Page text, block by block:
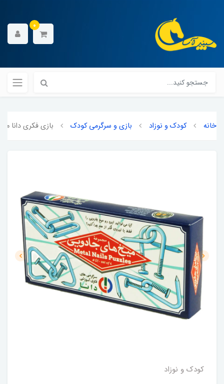
0
خانه کودک و نوزاد بازی و سرگرمی کودک بازی فکری دانا
کودک و نوزاد